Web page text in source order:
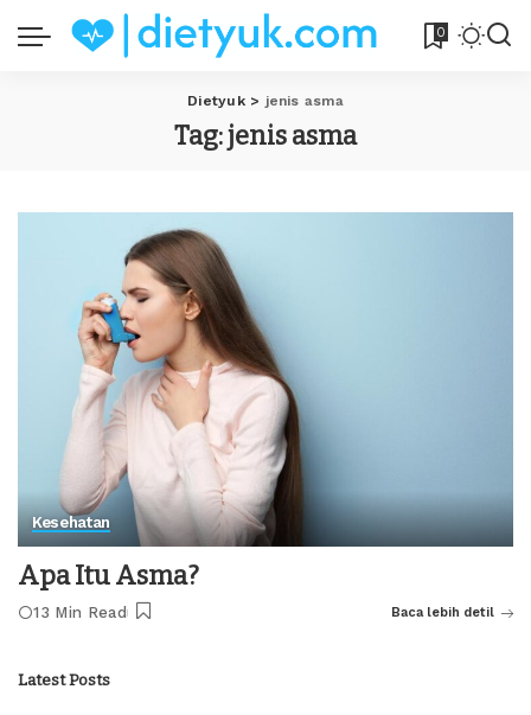
0
Dietyuk> jenis asma
Tag:jenis asma
Kesehatan
Apa Itu Asma?
13 Min Read Baca lebih detil
Latest Posts